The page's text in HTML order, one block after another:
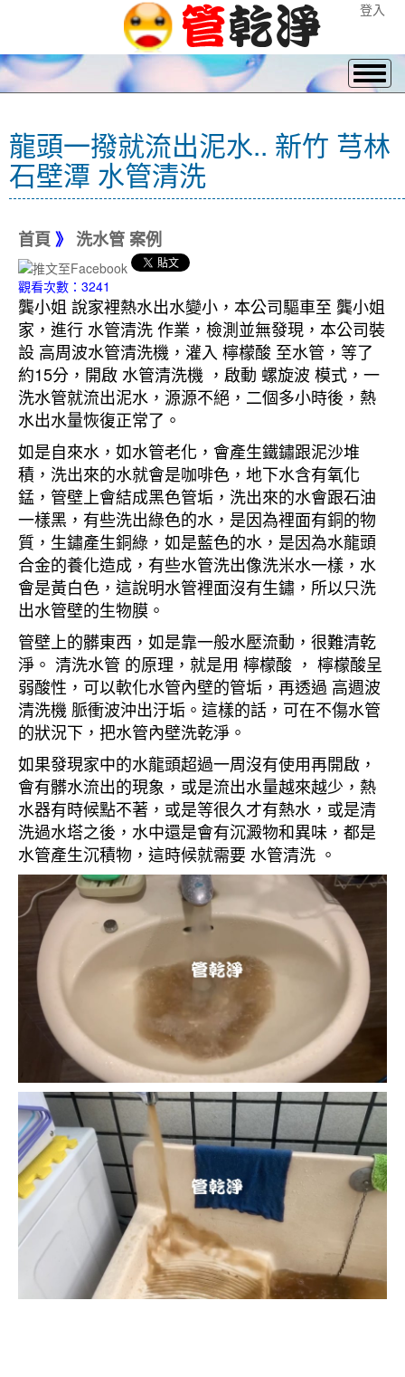
登入
龍頭一撥就流出泥水.. 新竹 芎林
石壁潭 水管清洗
首頁 》 洗水管 案例
觀看次數：3241
龔小姐 說家裡熱水出水變小，本公司驅車至 龔小姐
家，進行 水管清洗 作業，檢測並無發現，本公司裝
設 高周波水管清洗機，灌入 檸檬酸 至水管，等了
約15分，開啟 水管清洗機 ，啟動 螺旋波 模式，一
洗水管就流出泥水，源源不絕，二個多小時後，熱
水出水量恢復正常了。
如是自來水，如水管老化，會產生鐵鏽跟泥沙堆
積，洗出來的水就會是咖啡色，地下水含有氧化
錳，管壁上會結成黑色管垢，洗出來的水會跟石油
一樣黑，有些洗出綠色的水，是因為裡面有銅的物
質，生鏽產生銅綠，如是藍色的水，是因為水龍頭
合金的養化造成，有些水管洗出像洗米水一樣，水
會是黃白色，這說明水管裡面沒有生鏽，所以只洗
出水管壁的生物膜。
管壁上的髒東西，如是靠一般水壓流動，很難清乾
淨。 清洗水管 的原理，就是用 檸檬酸 ， 檸檬酸呈
弱酸性，可以軟化水管內壁的管垢，再透過 高週波
清洗機 脈衝波沖出汙垢。這樣的話，可在不傷水管
的狀況下，把水管內壁洗乾淨。
如果發現家中的水龍頭超過一周沒有使用再開啟，
會有髒水流出的現象，或是流出水量越來越少，熱
水器有時候點不著，或是等很久才有熱水，或是清
洗過水塔之後，水中還是會有沉澱物和異味，都是
水管產生沉積物，這時候就需要 水管清洗 。